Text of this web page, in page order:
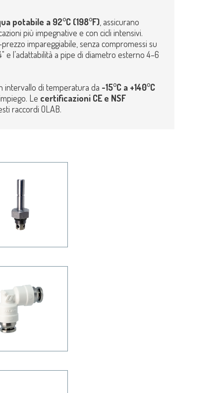
potabile a 92°C (198°F), assicurano
più impegnative e con cicli intensivi.
impareggiabile, senza compromessi su
e l’adattabilità a pipe di diametro esterno 4–6
intervallo di temperatura da -15°C a +140°C
Le certificazioni CE e NSF
raccordi OLAB.